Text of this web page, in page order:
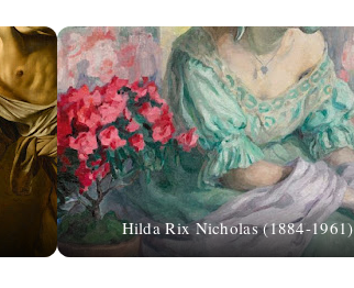
Hilda Rix Nicholas (1884-1961)